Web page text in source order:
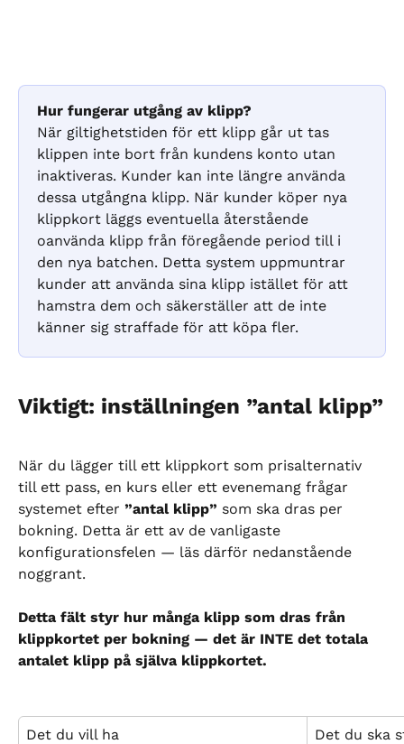
Hur fungerar utgång av klipp?
När giltighetstiden för ett klipp går ut tas
klippen inte bort från kundens konto utan
inaktiveras. Kunder kan inte längre använda
dessa utgångna klipp. När kunder köper nya
klippkort läggs eventuella återstående
oanvända klipp från föregående period till i
den nya batchen. Detta system uppmuntrar
kunder att använda sina klipp istället för att
hamstra dem och säkerställer att de inte
känner sig straffade för att köpa fler.
Viktigt: inställningen ”antal klipp”
När du lägger till ett klippkort som prisalternativ
till ett pass, en kurs eller ett evenemang frågar
systemet efter ”antal klipp” som ska dras per
bokning. Detta är ett av de vanligaste
konfigurationsfelen — läs därför nedanstående
noggrant.
Detta fält styr hur många klipp som dras från
klippkortet per bokning — det är INTE det totala
antalet klipp på själva klippkortet.
Det du vill ha Det du ska